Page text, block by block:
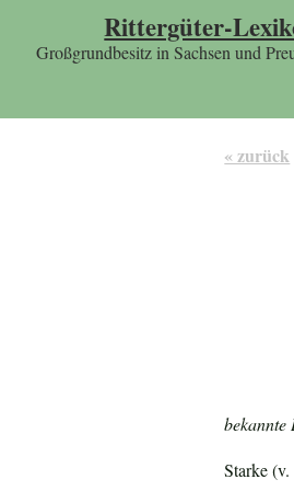
Rittergüter-
Großgrundbesitz in Sachsen und
« zurück
bekannte
Starke